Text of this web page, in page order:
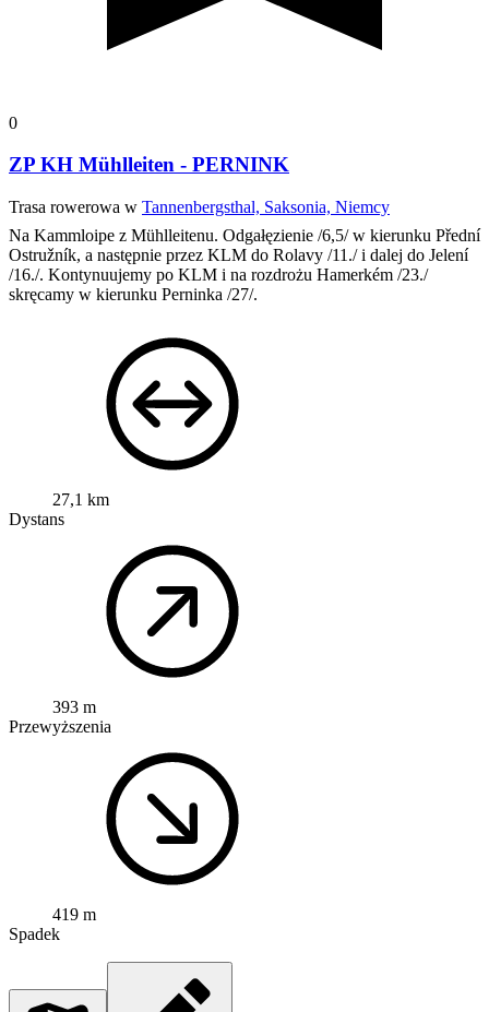
0
ZP KH Mühlleiten - PERNINK
Trasa rowerowa w Tannenbergsthal, Saksonia, Niemcy
Na Kammloipe z Mühlleitenu. Odgałęzienie /6,5/ w kierunku Přední
Ostružník, a następnie przez KLM do Rolavy /11./ i dalej do Jelení
/16./. Kontynuujemy po KLM i na rozdrożu Hamerkém /23./
skręcamy w kierunku Perninka /27/.
27,1 km
Dystans
393 m
Przewyższenia
419 m
Spadek